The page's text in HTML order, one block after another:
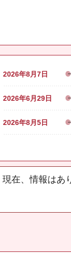
2026年8月7日
2026年6月29日
2026年8月5日
現在、情報はあ